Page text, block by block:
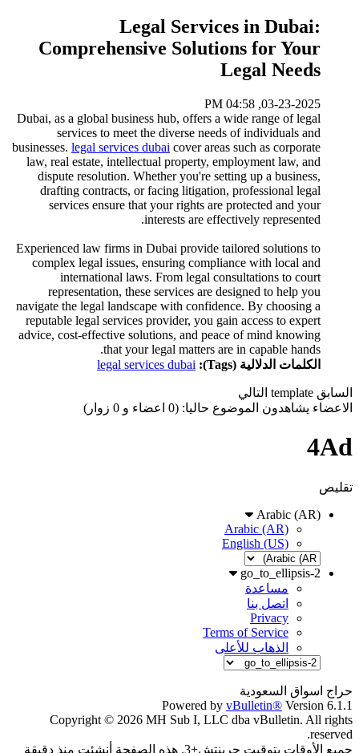
Legal Services in Dubai:
Comprehensive Solutions for Your
Legal Needs
03-23-2025, 04:58 PM
Dubai, as a global business hub, offers a wide range of legal
services to meet the diverse needs of individuals and
businesses. legal services dubai cover areas such as corporate
law, real estate, intellectual property, employment law, and
dispute resolution. Whether you're setting up a business,
drafting contracts, or facing litigation, professional legal
services ensure that your rights are protected and your
interests are effectively represented.
Experienced law firms in Dubai provide tailored solutions to
complex legal issues, ensuring compliance with local and
international laws. From legal consultations to court
representation, these services are designed to help you
navigate the legal landscape with confidence. By choosing a
reputable legal services provider, you gain access to expert
advice, cost-effective solutions, and peace of mind knowing
that your legal matters are in capable hands.
الكلمات الدلالية (Tags):
legal services dubai
السابق template التالي
الاعضاء يشاهدون الموضوع حاليا: (0 اعضاء و 0 زوار)
4Ad
تقليص
Arabic (AR)
Arabic (AR)
English (US)
go_to_ellipsis-2
مساعدة
اتصل بنا
Privacy
Terms of Service
الذهاب للأعلى
حراج اسواق السعودية
Powered by vBulletin® Version 6.1.1
Copyright © 2026 MH Sub I, LLC dba vBulletin. All rights
reserved.
جميع الأوقات بتوقيت جرينتش+3. هذه الصفحة أنشئت منذ دقيقة